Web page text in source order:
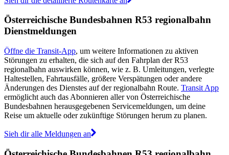
Österreichische Bundesbahnen R53 regionalbahn
Dienstmeldungen
Öffne die Transit-App, um weitere Informationen zu aktiven
Störungen zu erhalten, die sich auf den Fahrplan der R53
regionalbahn auswirken können, wie z. B. Umleitungen, verlegte
Haltestellen, Fahrtausfälle, größere Verspätungen oder andere
Änderungen des Dienstes auf der regionalbahn Route. Transit App
ermöglicht auch das Abonnieren aller von Österreichische
Bundesbahnen herausgegebenen Servicemeldungen, um deine
Reise um aktuelle oder zukünftige Störungen herum zu planen.
Sieh dir alle Meldungen an